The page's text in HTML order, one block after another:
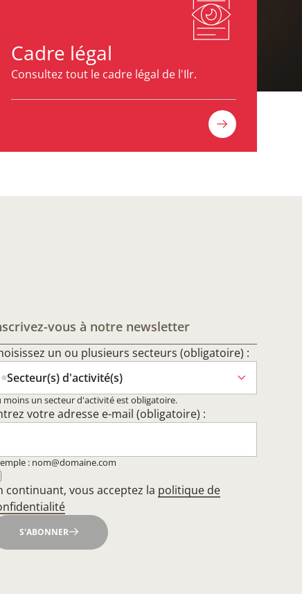
Cadre légal
Consultez tout le cadre légal de l'Ilr.
vous à notre newsletter
un ou plusieurs secteurs (obligatoire) :
Secteur(s) d'activité(s)
moins un secteur d'activité est obligatoire.
votre adresse e-mail (obligatoire) :
: nom@domaine.com
continuant, vous acceptez la politique de
S'ABONNER